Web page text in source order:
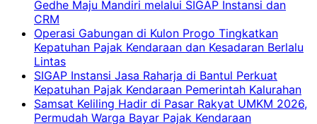
Gedhe Maju Mandiri melalui SIGAP Instansi dan
CRM
Operasi Gabungan di Kulon Progo Tingkatkan
Kepatuhan Pajak Kendaraan dan Kesadaran Berlalu
Lintas
SIGAP Instansi Jasa Raharja di Bantul Perkuat
Kepatuhan Pajak Kendaraan Pemerintah Kalurahan
Samsat Keliling Hadir di Pasar Rakyat UMKM 2026,
Permudah Warga Bayar Pajak Kendaraan